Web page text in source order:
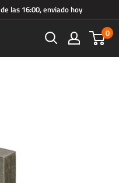
las 16:00, enviado hoy
0